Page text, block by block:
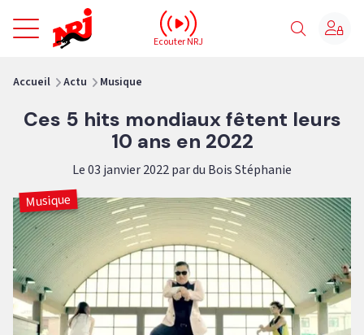
NRJ - Accueil
Ecouter NRJ
Accueil Actu Musique
Ces 5 hits mondiaux fêtent leurs
10 ans en 2022
Le 03 janvier 2022 par du Bois Stéphanie
Musique